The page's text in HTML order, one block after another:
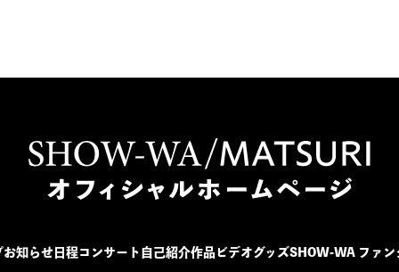
お知らせ 日程コンサート 自己紹介作品ビデオグッズSHOW-WA ファン